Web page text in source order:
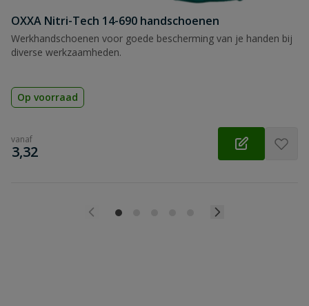
OXXA Nitri-Tech 14-690 handschoenen
Werkhandschoenen voor goede bescherming van je handen bij
diverse werkzaamheden.
Op voorraad
vanaf
€
3,32